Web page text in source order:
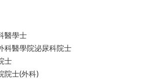
醫學士
科醫學院泌尿科院士
士
院士(外科)